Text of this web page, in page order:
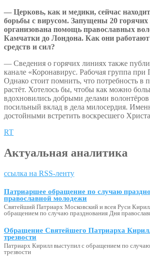
— Церковь, как и медики, сейчас
борьбы с вирусом. Запущены 20
организована помощь православных
Камчатки до Лондона. Как они
средств и сил?
— Сведения о горячих линиях также
канале «Коронавирус. Рабочая группа при
Однако стоит помнить, что потребность
растёт. Хотелось бы, чтобы как можно
вдохновились добрыми делами
посильный вклад в дела милосердия.
достойными встретить воскресшего
RT
Актуальная аналитика
ссылка на RSS-ленту
Патриаршее обращение по случаю
православной молодежи
Святейший Патриарх Московский и всея Руси
обращением по случаю празднования Дня
Обращение Святейшего Патриарха
трезвости
Патриарх Кирилл выступил с обращением по
трезвости